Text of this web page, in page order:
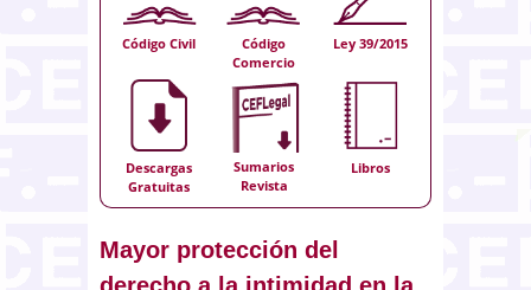
Código Civil
Código
Comercio
Ley 39/2015
Descargas
Gratuitas
Sumarios
Revista
Libros
Mayor protección del
derecho a la intimidad en la